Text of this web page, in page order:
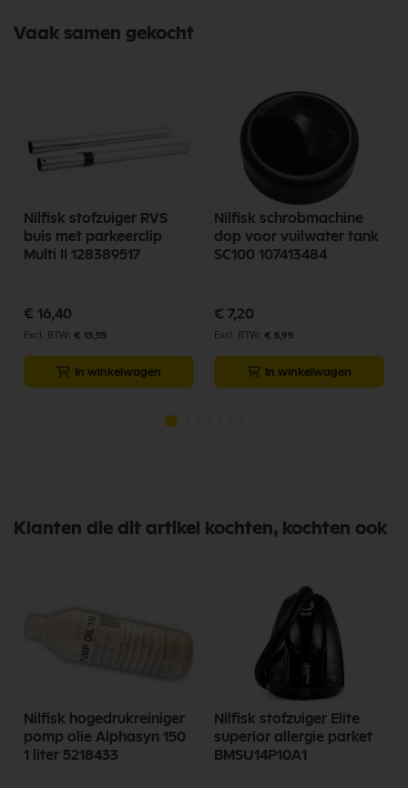
Vaak samen gekocht
Nilfisk stofzuiger RVS
buis met parkeerclip
Multi II 128389517
€ 16,40
€ 13,55
In winkelwagen
Nilfisk schrobmachine
dop voor vuilwater tank
SC100 107413484
€ 7,20
€ 5,95
In winkelwagen
Klanten die dit artikel kochten, kochten ook
Nilfisk hogedrukreiniger
pomp olie Alphasyn 150
1 liter 5218433
Nilfisk stofzuiger Elite
superior allergie parket
BMSU14P10A1